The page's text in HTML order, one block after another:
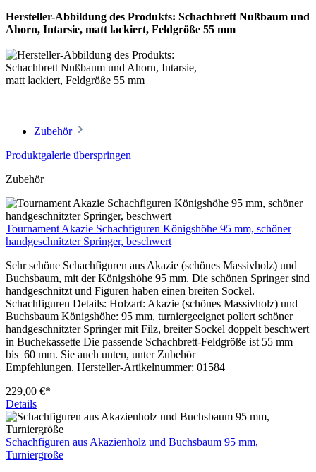
Hersteller-Abbildung des Produkts: Schachbrett Nußbaum und
Ahorn, Intarsie, matt lackiert, Feldgröße 55 mm
Zubehör
Produktgalerie überspringen
Zubehör
Tournament Akazie Schachfiguren Königshöhe 95 mm, schöner
handgeschnitzter Springer, beschwert
Sehr schöne Schachfiguren aus Akazie (schönes Massivholz) und
Buchsbaum, mit der Königshöhe 95 mm. Die schönen Springer sind
handgeschnitzt und Figuren haben einen breiten Sockel.
Schachfiguren Details: Holzart: Akazie (schönes Massivholz) und
Buchsbaum Königshöhe: 95 mm, turniergeeignet poliert schöner
handgeschnitzter Springer mit Filz, breiter Sockel doppelt beschwert
in Buchekassette Die passende Schachbrett-Feldgröße ist 55 mm
bis 60 mm. Sie auch unten, unter Zubehör
Empfehlungen. Hersteller-Artikelnummer: 01584
229,00 €*
Details
Schachfiguren aus Akazienholz und Buchsbaum 95 mm,
Turniergröße